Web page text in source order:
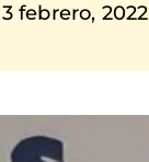
febrero, 2022